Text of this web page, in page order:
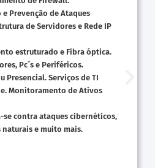
de Firewall.
Prevenção de Ataques
de Servidores e Rede IP
estruturado e Fibra óptica.
Pc´s e Periféricos.
Presencial. Serviços de TI
Monitoramento de Ativos
contra ataques cibernéticos,